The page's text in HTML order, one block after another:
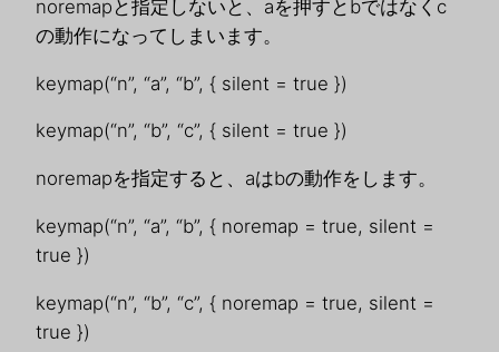
noremapと指定しないと、aを押すとbではなくc
の動作になってしまいます。
keymap(“n”, “a”, “b”, { silent = true })
keymap(“n”, “b”, “c”, { silent = true })
noremapを指定すると、aはbの動作をします。
keymap(“n”, “a”, “b”, { noremap = true, silent =
true })
keymap(“n”, “b”, “c”, { noremap = true, silent =
true })